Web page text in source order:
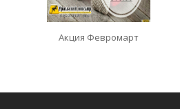
Акция Февромарт